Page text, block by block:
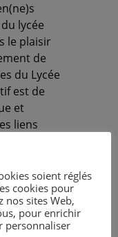
lycée
le plaisir
de
du Lycée
est de
et
liens
réseau
de
le
lien !ICI
soient réglés
cookies pour
nos sites Web,
pour enrichir
personnaliser